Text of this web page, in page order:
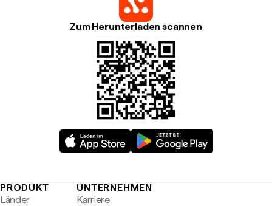
Zum Herunterladen scannen
PRODUKT
Länder
UNTERNEHMEN
Karriere